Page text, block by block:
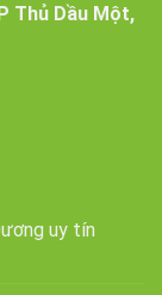
Thủ Dầu Một,
uy tín